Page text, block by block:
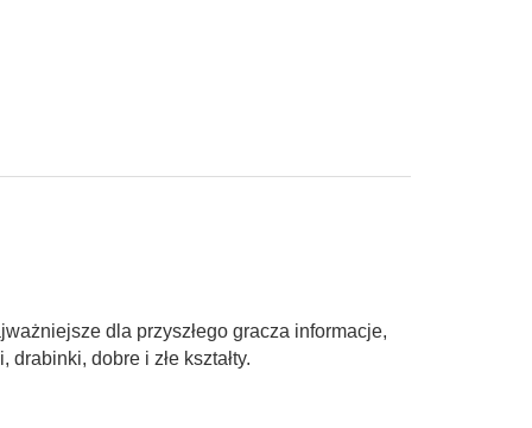
dla przyszłego gracza informacje,
dobre i złe kształty.